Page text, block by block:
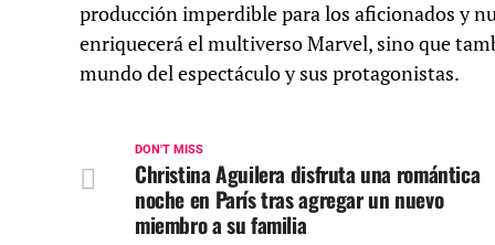
producción imperdible para los aficionados y
enriquecerá el multiverso Marvel, sino que
mundo del espectáculo y sus protagonistas.
DON'T MISS
Christina Aguilera disfruta una romántica
noche en París tras agregar un nuevo
miembro a su familia